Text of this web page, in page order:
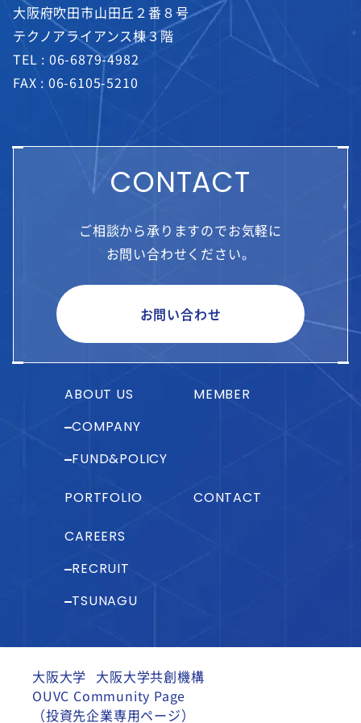
大阪府吹田市山田丘２番８号
テクノアライアンス棟３階
TEL : 06-6879-4982
FAX : 06-6105-5210
CONTACT
ご相談から承りますのでお気軽に
お問い合わせください。
お問い合わせ
ABOUT US
COMPANY
FUND&POLICY
PORTFOLIO
CAREERS
RECRUIT
TSUNAGU
MEMBER
CONTACT
大阪大学 大阪大学共創機構
OUVC Community Page
（投資先企業専用ページ）